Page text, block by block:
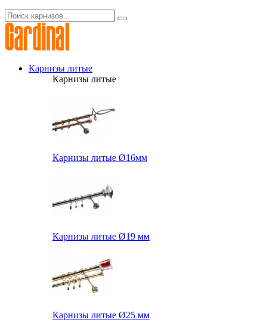
Карнизы литые
Карнизы литые
Карнизы литые Ø16мм
Карнизы литые Ø19 мм
Карнизы литые Ø25 мм